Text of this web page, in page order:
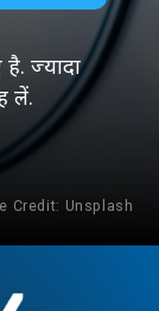
ज्यादा
लें.
Credit: Unsplash